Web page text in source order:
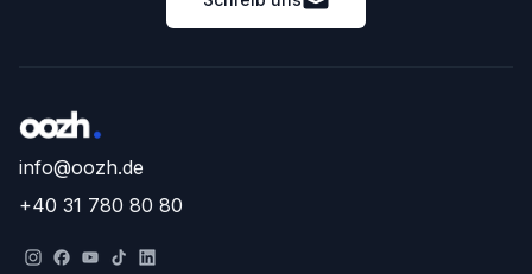
info@oozh.de
+40 31 780 80 80